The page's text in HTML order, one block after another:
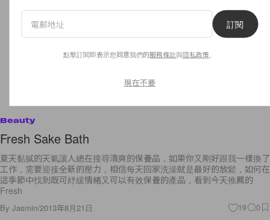
Beauty
Fresh Sake Bath
夏天黏膩的天氣讓人總在搜尋清爽的保養品，如果你又剛好跟我一樣換了
工作，需要迎接全新的壓力，相信每天回家洗澡就是最好的放鬆，如何在
這季節中找到既可紓緩情緒又可以有效保養的產品，看到今天推薦的
Fresh
By Jasmin/2013年8月21日 19 0
訂閱
點擊訂閱即表示您同意我們的服務條款與隱私政策
現在不要